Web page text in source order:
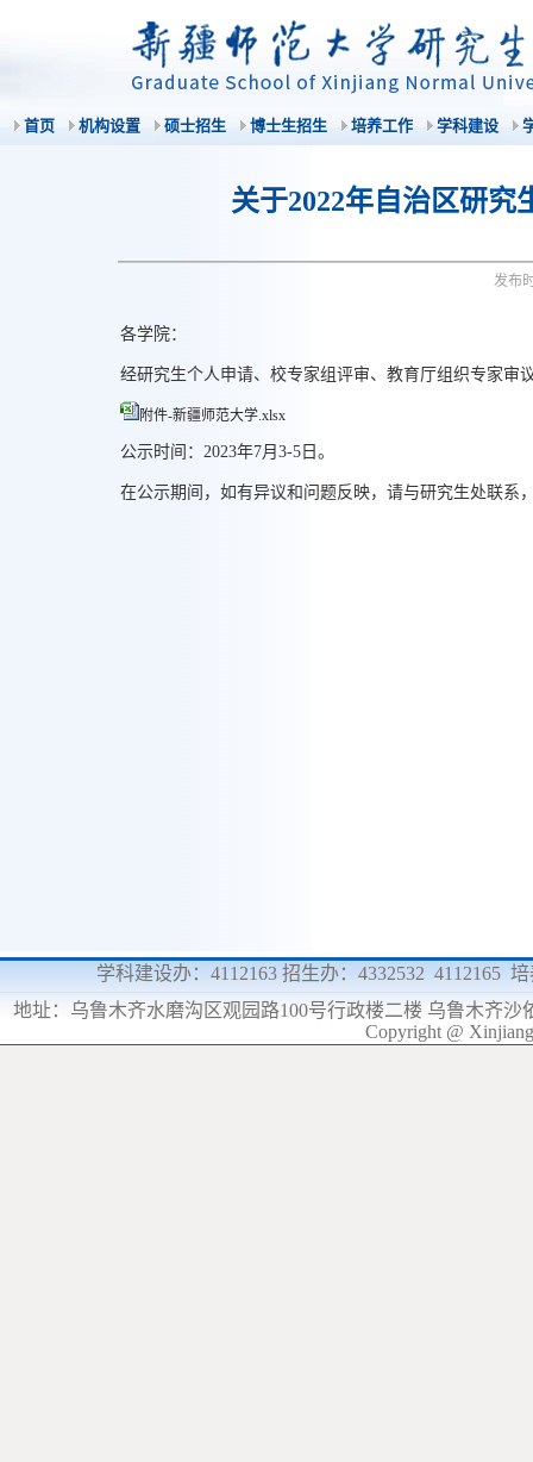
首页 机构设置 硕士招生 博士生招生 培养工作 学科建设
关于2022年自治区研究
发布
各学院：
经研究生个人申请、校专家组评审、教育厅组织专家审
附件-新疆师范大学.xlsx
公示时间：2023年7月3-5日。
在公示期间，如有异议和问题反映，请与研究生处联系
学科建设办：4112163 招生办：4332532 4112165
地址： 乌鲁木齐水磨沟区观园路100号行政楼二楼 乌鲁木齐沙
Copyright @